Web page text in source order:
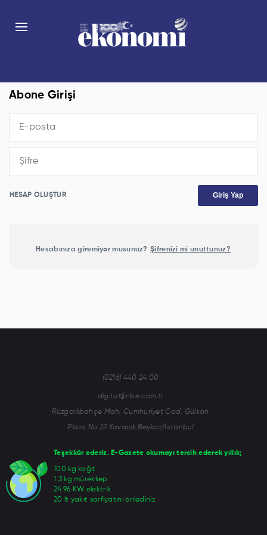
Abone Girişi
HESAP OLUŞTUR Giriş Yap
Hesabınıza giremiyor musunuz? Şifrenizi mi unuttunuz?
Teşekkür ederiz. E-Gazete okumayı tercih ederek yıllık;
100 kg kağıt
1.3 kg mürekkep
24.96 KW elektrik
20 lt yakıt sarfiyatını önlediniz
(0216) 440 24 00
digital@nbe.com.tr
Rüzgarlıbahçe Mah. Cumhuriyet Cad. Gülsan
Plaza No:22 Kavacık Beykoz/İstanbul